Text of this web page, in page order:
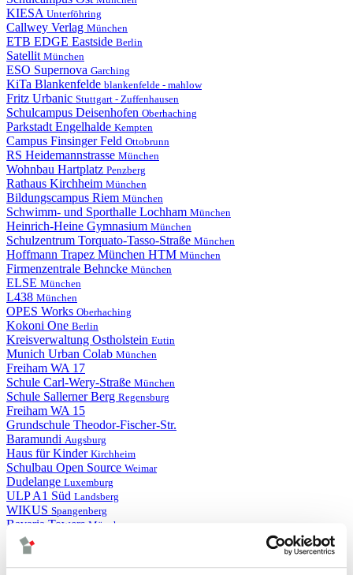
KIESA Unterföhring
Callwey Verlag München
ETB EDGE Eastside Berlin
Satellit München
ESO Supernova Garching
KiTa Blankenfelde blankenfelde - mahlow
Fritz Urbanic Stuttgart - Zuffenhausen
Schulcampus Deisenhofen Oberhaching
Parkstadt Engelhalde Kempten
Campus Finsinger Feld Ottobrunn
RS Heidemannstrasse München
Wohnbau Hartplatz Penzberg
Rathaus Kirchheim München
Bildungscampus Riem München
Schwimm- und Sporthalle Lochham München
Heinrich-Heine Gymnasium München
Schulzentrum Torquato-Tasso-Straße München
Hoffmann Trapez München HTM München
Firmenzentrale Behncke München
ELSE München
L438 München
OPES Works Oberhaching
Kokoni One Berlin
Kreisverwaltung Ostholstein Eutin
Munich Urban Colab München
Freiham WA 17
Schule Carl-Wery-Straße München
Schule Sallerner Berg Regensburg
Freiham WA 15
Grundschule Theodor-Fischer-Str.
Baramundi Augsburg
Haus für Kinder Kirchheim
Schulbau Open Source Weimar
Dudelange Luxemburg
ULP A1 Süd Landsberg
WIKUS Spangenberg
Bavaria Towers München
Grundschule Hochstraße
Spengelhof
Schulen RatzingerplatzMünchen